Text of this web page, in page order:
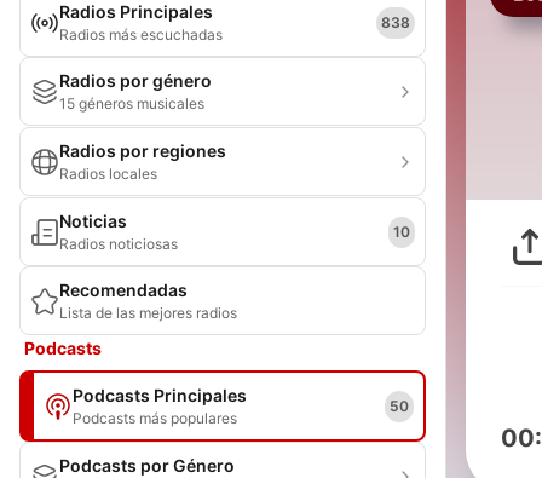
Radios Principales
Radios más escuchadas
838
Radios por género
15 géneros musicales
Radios por regiones
Radios locales
Noticias
Radios noticiosas
10
Recomendadas
Lista de las mejores radios
Podcasts
Podcasts Principales
Podcasts más populares
50
Podcasts por Género